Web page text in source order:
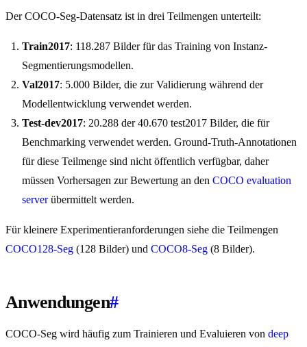
Der COCO-Seg-Datensatz ist in drei Teilmengen unterteilt:
Train2017: 118.287 Bilder für das Training von Instanz-
Segmentierungsmodellen.
Val2017: 5.000 Bilder, die zur Validierung während der
Modellentwicklung verwendet werden.
Test-dev2017: 20.288 der 40.670 test2017 Bilder, die für
Benchmarking verwendet werden. Ground-Truth-Annotationen
für diese Teilmenge sind nicht öffentlich verfügbar, daher
müssen Vorhersagen zur Bewertung an den COCO evaluation
serverübermittelt werden.
Für kleinere Experimentieranforderungen siehe die Teilmengen
COCO128-Seg (128 Bilder) und COCO8-Seg (8 Bilder).
Anwendungen#
COCO-Seg wird häufig zum Trainieren und Evaluieren von deep